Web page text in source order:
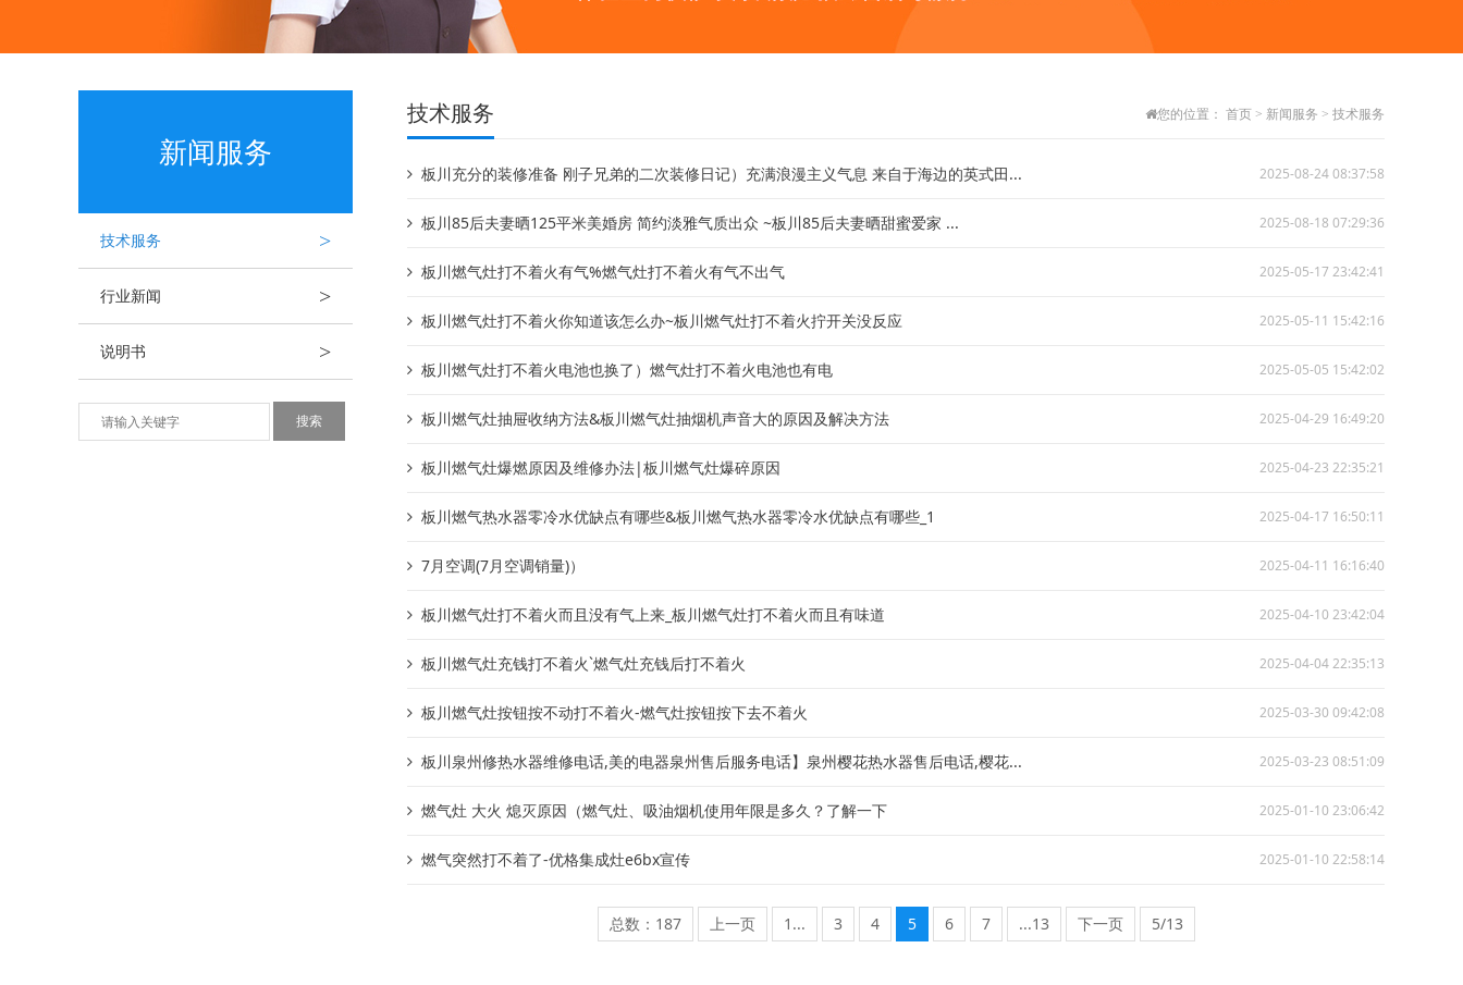
新闻服务
技术服务 >
行业新闻 >
说明书 >
技术服务 您的位置： 首页 > 新闻服务 > 技术服务
板川充分的装修准备 刚子兄弟的二次装修日记）充满浪漫主义气息 来自于海边的英式田... 2025-08-24 08:37:58
板川85后夫妻晒125平米美婚房 简约淡雅气质出众 ~板川85后夫妻晒甜蜜爱家 ... 2025-08-18 07:29:36
板川燃气灶打不着火有气%燃气灶打不着火有气不出气 2025-05-17 23:42:41
板川燃气灶打不着火你知道该怎么办~板川燃气灶打不着火拧开关没反应 2025-05-11 15:42:16
板川燃气灶打不着火电池也换了）燃气灶打不着火电池也有电 2025-05-05 15:42:02
板川燃气灶抽屉收纳方法&板川燃气灶抽烟机声音大的原因及解决方法 2025-04-29 16:49:20
板川燃气灶爆燃原因及维修办法|板川燃气灶爆碎原因 2025-04-23 22:35:21
板川燃气热水器零冷水优缺点有哪些&板川燃气热水器零冷水优缺点有哪些_1 2025-04-17 16:50:11
7月空调(7月空调销量)） 2025-04-11 16:16:40
板川燃气灶打不着火而且没有气上来_板川燃气灶打不着火而且有味道 2025-04-10 23:42:04
板川燃气灶充钱打不着火`燃气灶充钱后打不着火 2025-04-04 22:35:13
板川燃气灶按钮按不动打不着火-燃气灶按钮按下去不着火 2025-03-30 09:42:08
板川泉州修热水器维修电话,美的电器泉州售后服务电话】泉州樱花热水器售后电话,樱花... 2025-03-23 08:51:09
燃气灶 大火 熄灭原因（燃气灶、吸油烟机使用年限是多久？了解一下 2025-01-10 23:06:42
燃气突然打不着了-优格集成灶e6bx宣传 2025-01-10 22:58:14
总数：187 上一页 1... 3 4 5 6 7 ...13 下一页 5/13